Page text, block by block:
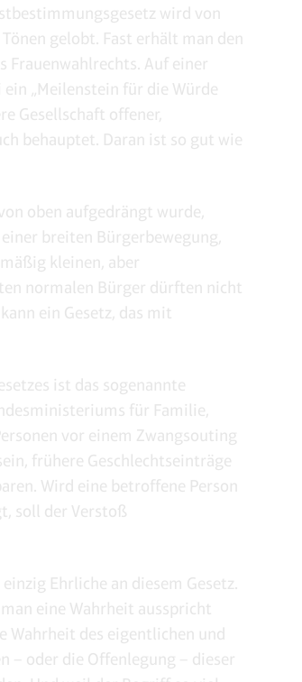
wird von
gelobt. Fast erhält man den
Frauenwahlrechts. Auf einer
ein „Meilenstein für die Würde
Gesellschaft offener,
behauptet. Daran ist so gut wie
oben aufgedrängt wurde,
breiten Bürgerbewegung,
kleinen, aber
normalen Bürger dürften nicht
ein Gesetz, das mit
ist das sogenannte
für Familie,
vor einem Zwangsouting
frühere Geschlechtseinträge
Wird eine betroffene Person
soll der Verstoß
Ehrliche an diesem Gesetz.
eine Wahrheit ausspricht
Wahrheit des eigentlichen und
– oder die Offenlegung – dieser